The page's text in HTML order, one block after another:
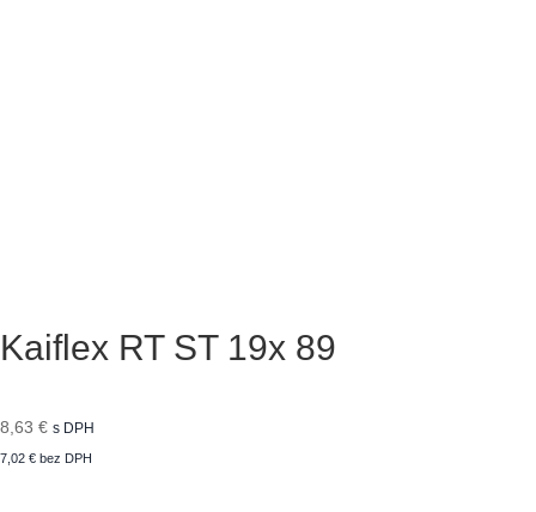
Kaiflex RT ST 19x 89
8,63 € s DPH
7,02 € bez DPH